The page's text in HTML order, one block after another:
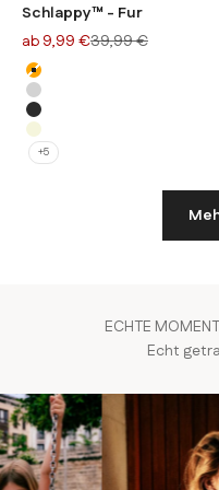
Schlappy™ - Fur
Angebot
ab 9,99 €Regulärer Preis
39,99 €
Farbe
Orange
Hellgrau
Anthrazit
Beige
+5
ECHTE
Echt